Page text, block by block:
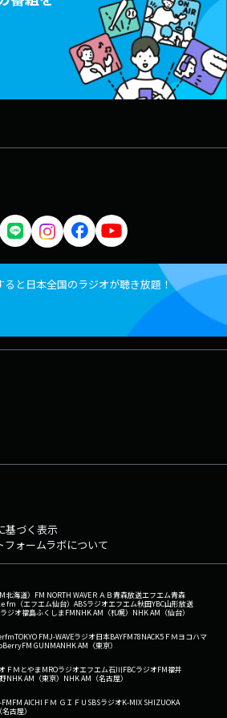
ると日本全国のラジオが聴き放題！
基づく表示
ォームラボについて
北海道） FM NORTH WAVEＲＡＢ青森放送エフエム青森
fm（エフエム仙台） ABSラジオエフエム秋田YBC山形放送
ラジオ福島ふくしまFMNHK AM（札幌） NHK AM（仙台）
TOKYO FMJ-WAVEラジオ日本BAYFM78NACK5 ＦＭヨコハマ
FM GUNMANHK AM（東京）
ＦＭとやまMROラジオエフエム石川FBCラジオFM福井
NHK AM（東京） NHK AM（名古屋）
FM AICHI ＦＭ ＧＩＦＵ SBSラジオK-MIX SHIZUOKA
古屋）